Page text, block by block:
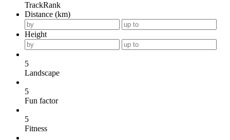
TrackRank
Distance (km)
Height
5
Landscape
5
Fun factor
5
Fitness